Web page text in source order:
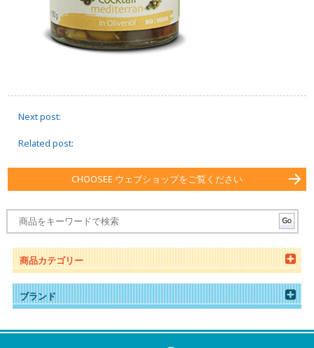
Next post:
Related post:
CHOOSEE ウェブショップをご覧ください
商品カテゴリー
ブランド